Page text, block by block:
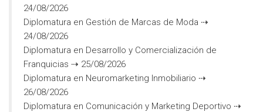
24/08/2026
Diplomatura en Gestión de Marcas de Moda ⇢
24/08/2026
Diplomatura en Desarrollo y Comercialización de
Franquicias ⇢ 25/08/2026
Diplomatura en Neuromarketing Inmobiliario ⇢
26/08/2026
Diplomatura en Comunicación y Marketing Deportivo ⇢